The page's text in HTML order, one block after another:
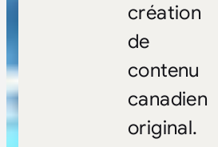
création
de
contenu
canadien
original.